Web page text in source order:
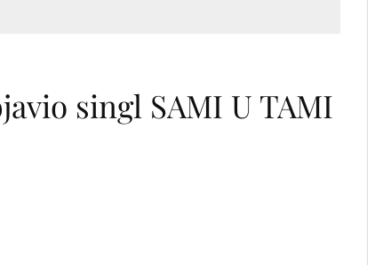
singl SAMI U TAMI